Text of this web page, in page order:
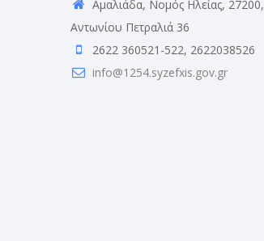
Αμαλιάδα, Νομός Ηλείας, 27200,
Αντωνίου Πετραλιά 36
2622 360521-522, 2622038526
info@1254.syzefxis.gov.gr